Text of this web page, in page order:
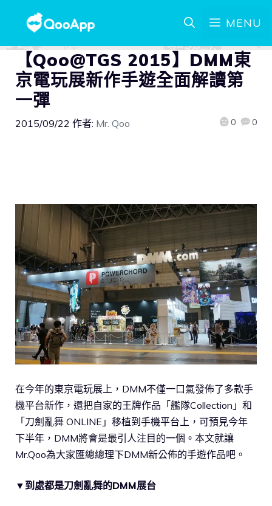
MENU
【Qoo@TGS 2015】DMM東
京電玩展新作手遊全面解讀第
一彈
2015/09/22 作者: Mr. Qoo 0 0
在今年的東京電玩展上，DMM不僅一口氣發佈了多款手
機平台新作，還把自家的王牌作品「艦隊Collection」和
「刀劍亂舞 ONLINE」移植到手機平台上，可預見今年
下半年，DMM將會是最引人注目的一個。本文就讓
Mr.Qoo為大家匯總總理下DMM新公佈的手遊作品吧。
▼到處都是刀劍亂舞的DMM展台